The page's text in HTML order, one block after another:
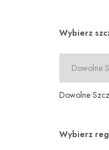
Wybierz
Dowolne
Wybierz